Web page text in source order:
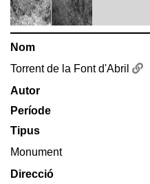
Nom
Torrent de la Font d'Abril
Autor
Període
Tipus
Monument
Direcció